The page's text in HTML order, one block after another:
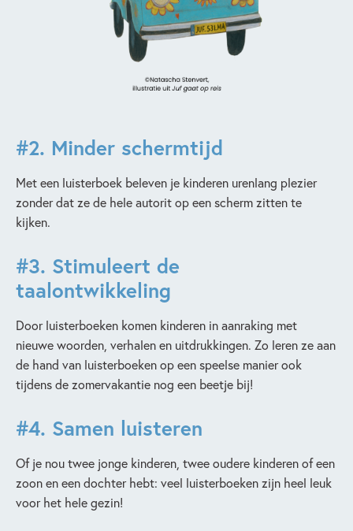
#2. Minder schermtijd
Met een luisterboek beleven je kinderen urenlang plezier
zonder dat ze de hele autorit op een scherm zitten te
kijken.
#3. Stimuleert de
taalontwikkeling
Door luisterboeken komen kinderen in aanraking met
nieuwe woorden, verhalen en uitdrukkingen. Zo leren ze aan
de hand van luisterboeken op een speelse manier ook
tijdens de zomervakantie nog een beetje bij!
#4. Samen luisteren
Of je nou twee jonge kinderen, twee oudere kinderen of een
zoon en een dochter hebt: veel luisterboeken zijn heel leuk
voor het hele gezin!